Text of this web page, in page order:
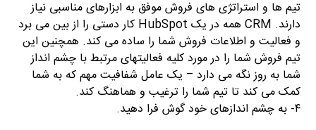
تیم ها و استراتژی های فروش موفق به ابزارهای مناسبی نیاز
دارند. CRM همه در یک HubSpot کار دستی را از بین می برد
و فعالیت و اطلاعات فروش شما را ساده می کند. همچنین این
تیم فروش شما را در مورد کلیه فعالیتهای مرتبط با چشم انداز
شما به روز نگه می دارد – یک عامل شفافیت مهم که به شما
کمک می کند تا تیم شما را ترغیب و هماهنگ کند.
۴- به چشم اندازهای خود گوش فرا دهید.